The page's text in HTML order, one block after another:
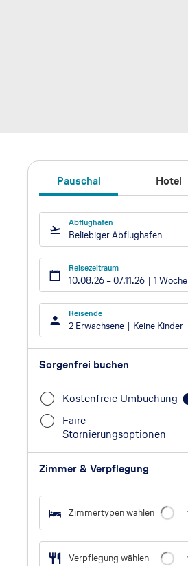
Pauschal Hotel
Abflughafen
Beliebiger Abflughafen
Reisezeitraum
10.08.26 –07.11.26 1 Woche
Reisende
2 Erwachsene Keine Kinder
Sorgenfrei buchen
Kostenfreie Umbuchung
Faire
Stornierungsoptionen
Zimmer & Verpflegung
Zimmertypen wählen
Verpflegung wählen